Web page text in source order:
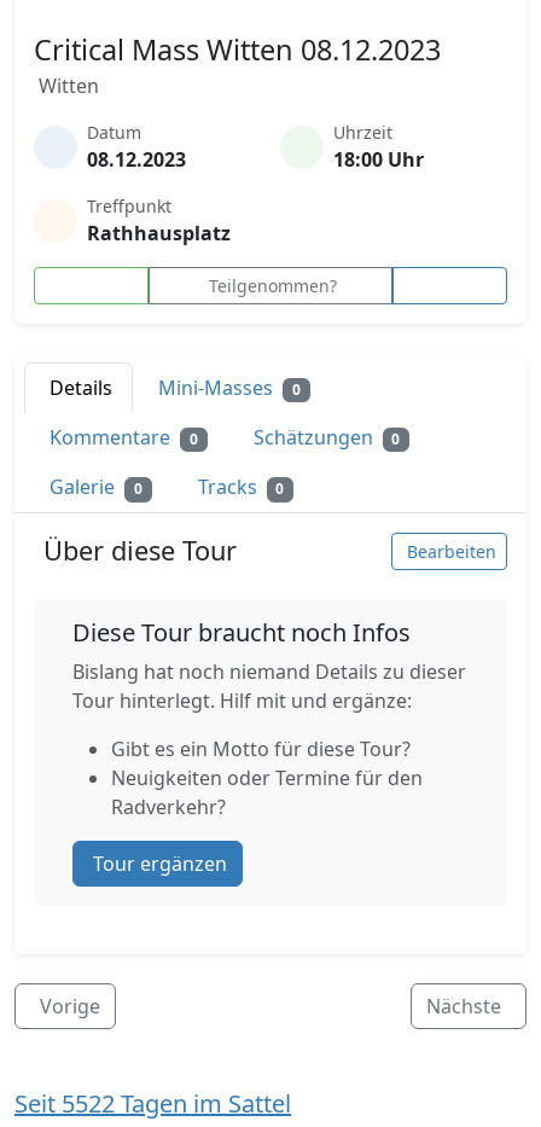
Critical Mass Witten 08.12.2023
Witten
Datum
08.12.2023
Uhrzeit
18:00 Uhr
Treffpunkt
Rathhausplatz
Teilgenommen?
Details Mini-Masses 0
Kommentare 0 Schätzungen 0
Galerie 0 Tracks 0
Über diese Tour Bearbeiten
Diese Tour braucht noch Infos
Bislang hat noch niemand Details zu dieser
Tour hinterlegt. Hilf mit und ergänze:
Gibt es ein Motto für diese Tour?
Neuigkeiten oder Termine für den
Radverkehr?
Tour ergänzen
Vorige Nächste
Seit 5522 Tagen im Sattel